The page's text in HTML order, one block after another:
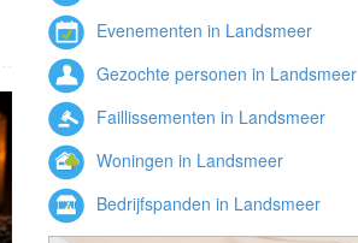
Evenementen in Landsmeer
Gezochte personen in Landsmeer
Faillissementen in Landsmeer
Woningen in Landsmeer
Bedrijfspanden in Landsmeer